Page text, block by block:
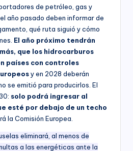
de petróleo, gas y
año pasado deben informar de
qué ruta siguió y cómo
El año próximo tendrán
que los hidrocarburos
países con controles
y en 2028 deberán
se emitió para producirlos. El
solo podrá ingresar al
esté por debajo de un techo
la Comisión Europea.
eliminará, al menos de
a las energéticas ante la